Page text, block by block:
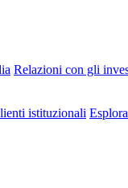
Relazioni con gli
istituzionali